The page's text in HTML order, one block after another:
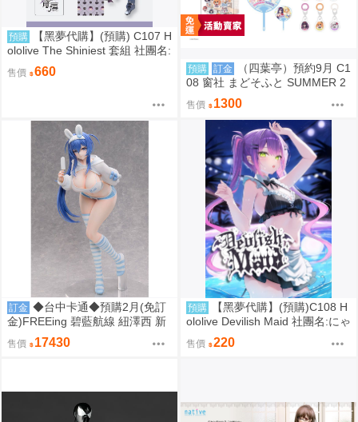
預購
【黑夢代購】(預購) C107 H
ololive The Shiniest 套組 社團名:
にゃろめのちゅーる 繪師:にゃろ
め
售價 660 預購 訂金
（四葉亭）預約9月 C1
08 窗社 まどそふと SUMMER 2
026 精品組 0814
售價 1300
訂金 ◆台中卡通◆預購2月(免訂
金)FREEing 碧藍航線 紐澤西 新
澤西 宿舍計劃Ver. 1/3 0917
售價 17430
預購
【黑夢代購】(預購)C108 H
ololive Devilish Maid 社團名:にゃ
ろめのちゅーる 繪師:にゃろめ
售價 220